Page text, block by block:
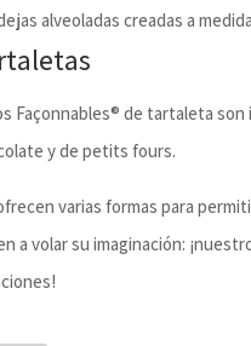
alveoladas creadas a
Façonnables® de tartaleta
y de petits fours.
varias formas para
a volar su imaginación: